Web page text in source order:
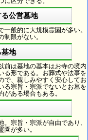
公営墓地
般的に大規模霊園が多い。
限がない。
墓地
前は墓地の基本はお寺の境内
る形である。お葬式や法事を
で、親しみやすく安心してお
る宗旨・宗派でないとお墓を
ある場合もある。
宗旨・宗派が自由であり、
が多い。